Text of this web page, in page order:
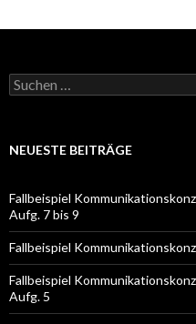
S
u
e
c
h
:
NEUESTE BEITRÄGE
Fallbeispiel
Aufg. 7 bis 9
Fallbeispiel
Fallbeispiel
Aufg. 5